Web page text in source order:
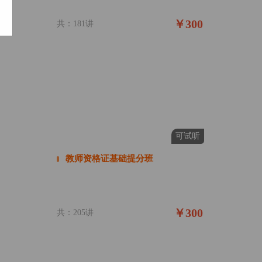
共：181讲 ￥300
可试听
教师资格证基础提分班
共：205讲 ￥300